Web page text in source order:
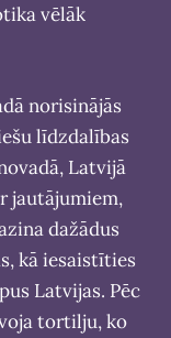
vēlāk
norisinājās
līdzdalības
Latvijā
jautājumiem,
dažādus
kā iesaistīties
Latvijas. Pēc
tortilju, ko